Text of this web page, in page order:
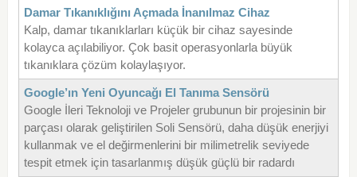
Damar Tıkanıklığını Açmada İnanılmaz Cihaz
Kalp, damar tıkanıklarları küçük bir cihaz sayesinde
kolayca açılabiliyor. Çok basit operasyonlarla büyük
tıkanıklara çözüm kolaylaşıyor.
Google’ın Yeni Oyuncağı El Tanıma Sensörü
Google İleri Teknoloji ve Projeler grubunun bir projesinin bir
parçası olarak geliştirilen Soli Sensörü, daha düşük enerjiyi
kullanmak ve el değirmenlerini bir milimetrelik seviyede
tespit etmek için tasarlanmış düşük güçlü bir radardı